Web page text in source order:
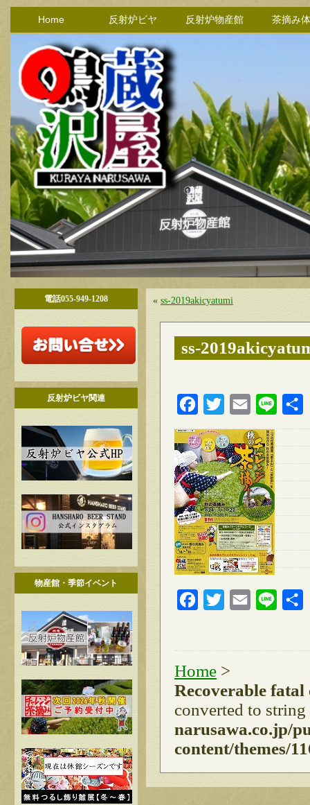
Home 反射炉ビヤ 反射炉物産館 茶摘み
電話055-949-1208
反射炉ビヤ関連
物産館・季節イベント
« ss-2019akicyatumi
ss-
FacebookTwitter Email Line
FacebookTwitter Email Line
Home >
Recoverable
converted to
narusawa.co.jp/
content/themes/